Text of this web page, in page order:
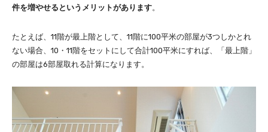
件を増やせるというメリットがあります。
たとえば、11階が最上階として、11階に100平米の部屋が3つしかとれ
ない場合、10・11階をセットにして合計100平米にすれば、「最上階」
の部屋は6部屋取れる計算になります。